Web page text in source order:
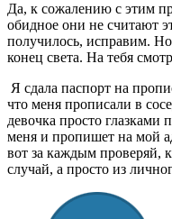
Да, к сожалению с этим
обидное они не считают
получилось, исправим.
конец света. На тебя
Я сдала паспорт на
что меня прописали в
девочка просто глазками
меня и пропишет на мой
вот за каждым проверяй,
случай, а просто из